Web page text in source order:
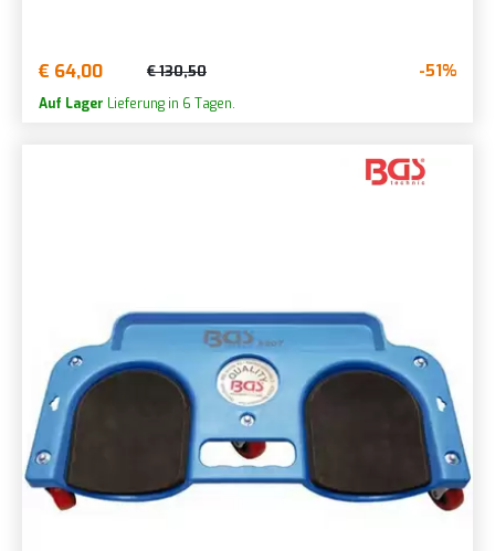
€ 64,00 € 130,50 -51%
Auf Lager Lieferung in 6 Tagen.